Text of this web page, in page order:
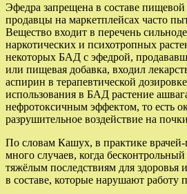
Эфедра запрещена в составе
продавцы на маркетплейсах часто
Вещество входит в перечень
наркотических и психотропных
некоторых БАД с эфедрой,
или пищевая добавка, входил
аспирин в терапевтической
использования в БАД растение
нефротоксичным эффектом, то есть
разрушительное воздействие на
По словам Кашух, в практике врачей-
много случаев, когда
тяжёлым последствиям для здоровья
в составе, которые нарушают работу